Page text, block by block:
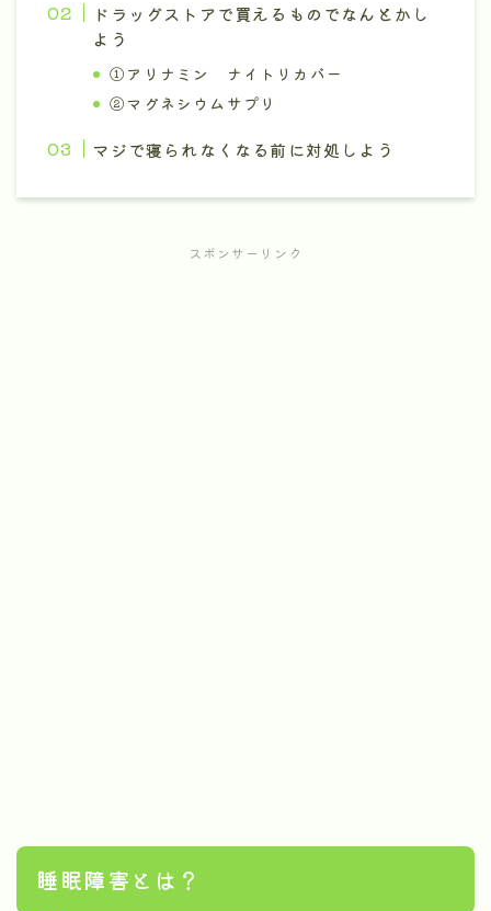
ドラッグストアで買えるものでなんとかし
よう
①アリナミン ナイトリカバー
②マグネシウムサプリ
マジで寝られなくなる前に対処しよう
スポンサーリンク
睡眠障害とは？